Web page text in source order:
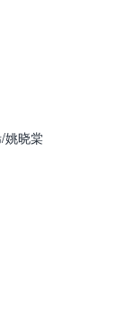
姚晓棠